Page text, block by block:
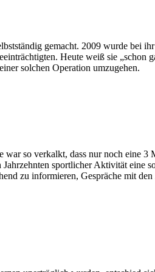
gemacht. 2009 wurde bei
Heute weiß sie „schon
solchen Operation umzugehen.
war so verkalkt, dass nur noch eine
sportlicher Aktivität eine
zu informieren, Gespräche mit